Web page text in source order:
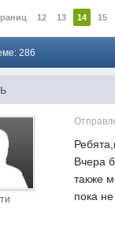
12 13 14 15
286
Вчера
также
пока